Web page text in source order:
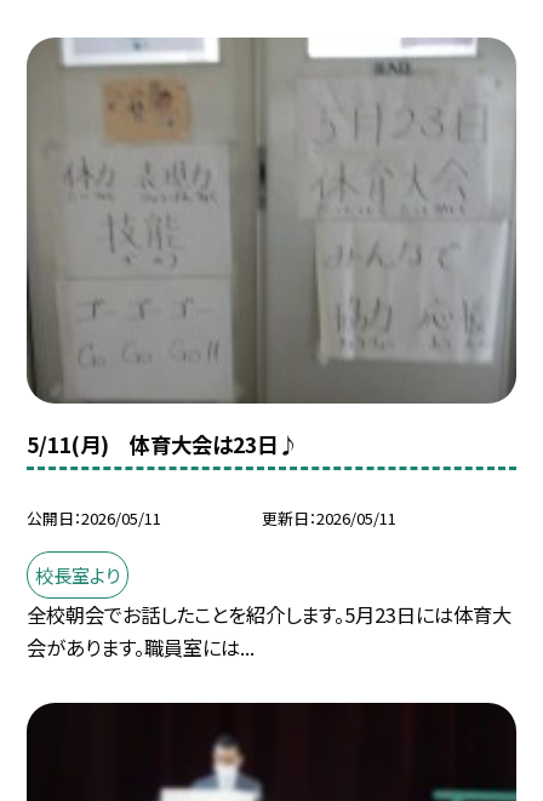
5/11(月) 体育大会は23日♪
公開日 2026/05/11 更新日 2026/05/11
校長室より
全校朝会でお話したことを紹介します。5月23日には体育大
会があります。職員室には...